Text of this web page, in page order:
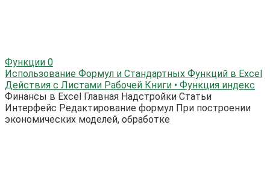
Функции 0
Использование Формул и Стандартных Функций в Excel
Действия с Листами Рабочей Книги • Функция индекс
Финансы в Excel Главная Надстройки Статьи
Интерфейс Редактирование формул При построении
экономических моделей, обработке